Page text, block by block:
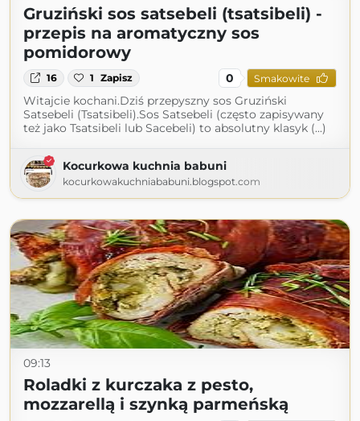
Gruziński sos satsebeli (tsatsibeli) -
przepis na aromatyczny sos
pomidorowy
16 1 Zapisz 0 Smakowite
Witajcie kochani.Dziś przepyszny sos Gruziński
Satsebeli (Tsatsibeli).Sos Satsebeli (często zapisywany
też jako Tsatsibeli lub Sacebeli) to absolutny klasyk (...)
Kocurkowa kuchnia babuni
kocurkowakuchniababuni.blogspot.com
09:13
Roladki z kurczaka z pesto,
mozzarellą i szynką parmeńską